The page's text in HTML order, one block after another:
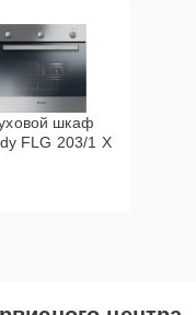
шкаф
FLG 203/1 X